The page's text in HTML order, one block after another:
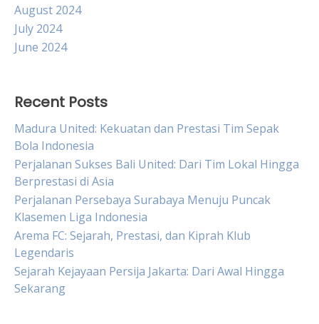
August 2024
July 2024
June 2024
Recent Posts
Madura United: Kekuatan dan Prestasi Tim Sepak
Bola Indonesia
Perjalanan Sukses Bali United: Dari Tim Lokal Hingga
Berprestasi di Asia
Perjalanan Persebaya Surabaya Menuju Puncak
Klasemen Liga Indonesia
Arema FC: Sejarah, Prestasi, dan Kiprah Klub
Legendaris
Sejarah Kejayaan Persija Jakarta: Dari Awal Hingga
Sekarang